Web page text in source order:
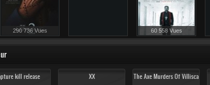
290 736 Vues 60 558 Vues
kill release XX The Axe Murders Of Villisca